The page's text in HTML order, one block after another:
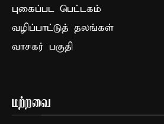
புகைப்பட பெட்டகம்
வழிப்பாட்டுத் தலங்கள்
வாசகர் பகுதி
மற்றவை